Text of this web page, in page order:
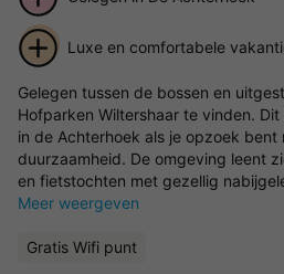
Luxe en comfortabele
Gelegen tussen de bossen en
Hofparken Wiltershaar te vinden.
in de Achterhoek als je opzoek bent
duurzaamheid. De omgeving leent
en fietstochten met gezellig
Meer weergeven
Gratis Wifi punt